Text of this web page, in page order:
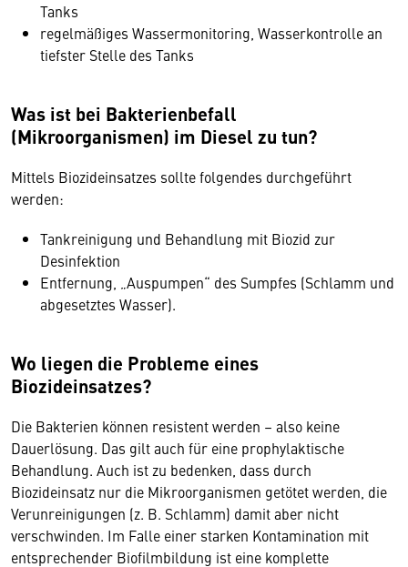
Tanks
regelmäßiges Wassermonitoring, Wasserkontrolle an
tiefster Stelle des Tanks
Was ist bei Bakterienbefall
(Mikroorganismen) im Diesel zu tun?
Mittels Biozideinsatzes sollte folgendes durchgeführt
werden:
Tankreinigung und Behandlung mit Biozid zur
Desinfektion
Entfernung, „Auspumpen“ des Sumpfes (Schlamm und
abgesetztes Wasser).
Wo liegen die Probleme eines
Biozideinsatzes?
Die Bakterien können resistent werden – also keine
Dauerlösung. Das gilt auch für eine prophylaktische
Behandlung. Auch ist zu bedenken, dass durch
Biozideinsatz nur die Mikroorganismen getötet werden, die
Verunreinigungen (z. B. Schlamm) damit aber nicht
verschwinden. Im Falle einer starken Kontamination mit
entsprechender Biofilmbildung ist eine komplette